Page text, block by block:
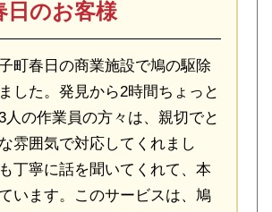
日のお客様
子町春日の商業施設で鳩の駆除
した。発見から2時間ちょっと
人の作業員の方々は、親切でと
雰囲気で対応してくれまし
丁寧に話を聞いてくれて、本
います。このサービスは、鳩